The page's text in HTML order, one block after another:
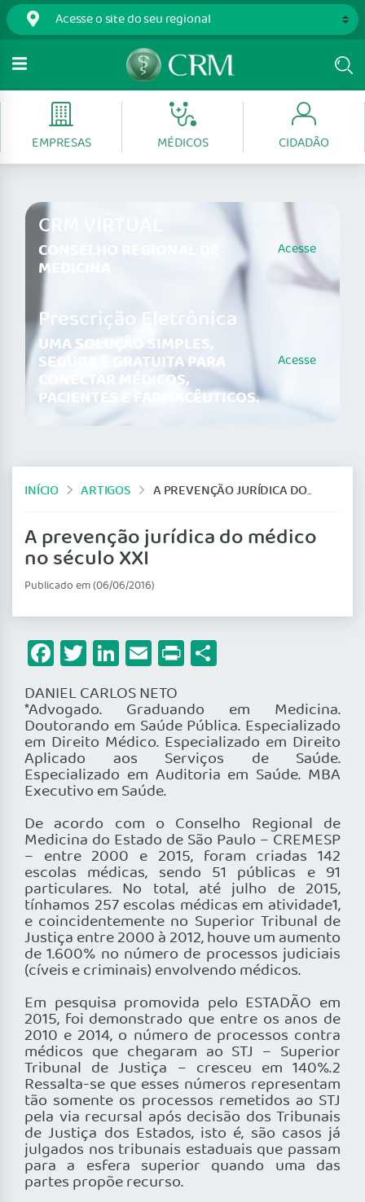
EMPRESAS MÉDICOS CIDADÃO
CRM VIRTUAL
CONSELHO REGIONAL DE
MEDICINA
Acesse
Prescrição Eletrônica
UMA SOLUÇÃO SIMPLES,
SEGURA E GRATUITA PARA
CONECTAR MÉDICOS,
PACIENTES E FARMACÊUTICOS.
Acesse
INÍCIO ARTIGOS A PREVENÇÃO JURÍDICA DO MÉDICO NO SÉCULO XXI
A prevenção jurídica do médico
no século XXI
Publicado em (06/06/2016)
Facebook
Twitter
LinkedIn
Email
Print
DANIEL CARLOS NETO
*Advogado. Graduando em Medicina.
Doutorando em Saúde Pública. Especializado
em Direito Médico. Especializado em Direito
Aplicado aos Serviços de Saúde.
Especializado em Auditoria em Saúde. MBA
Executivo em Saúde.
De acordo com o Conselho Regional de
Medicina do Estado de São Paulo – CREMESP
– entre 2000 e 2015, foram criadas 142
escolas médicas, sendo 51 públicas e 91
particulares. No total, até julho de 2015,
tínhamos 257 escolas médicas em atividade1,
e coincidentemente no Superior Tribunal de
Justiça entre 2000 à 2012, houve um aumento
de 1.600% no número de processos judiciais
(cíveis e criminais) envolvendo médicos.
Em pesquisa promovida pelo ESTADÃO em
2015, foi demonstrado que entre os anos de
2010 e 2014, o número de processos contra
médicos que chegaram ao STJ – Superior
Tribunal de Justiça – cresceu em 140%.2
Ressalta-se que esses números representam
tão somente os processos remetidos ao STJ
pela via recursal após decisão dos Tribunais
de Justiça dos Estados, isto é, são casos já
julgados nos tribunais estaduais que passam
para a esfera superior quando uma das
partes propõe recurso.